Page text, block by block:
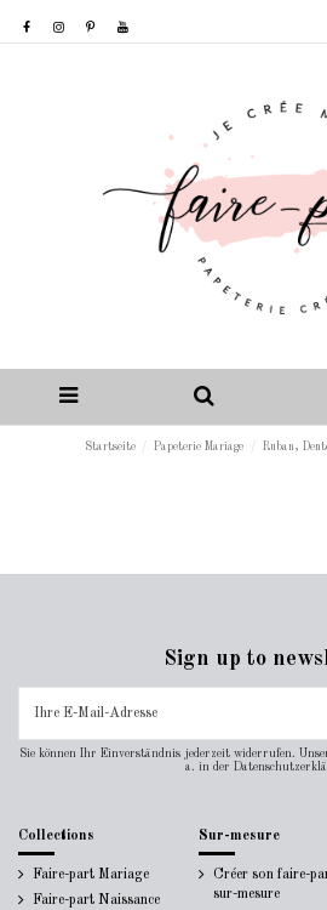
Startseite Papeterie Mariage Ruban,
Sign up to
Sie können Ihr Einverständnis jederzeit widerrufen.
a. in der
Collections
Faire-part Mariage
Faire-part Naissance
Sur-mesure
Créer son faire-
sur-mesure